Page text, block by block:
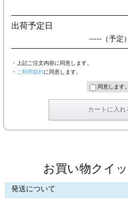
出荷予定日
-----（予定）
・上記ご注文内容に同意します。
・ ご利用規約に同意します。
同意します。
お買い物クイ
発送について